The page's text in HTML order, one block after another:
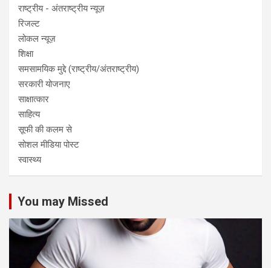
राष्ट्रीय - अंतराष्ट्रीय न्यूज़
रिजल्ट
लोकल न्यूज़
शिक्षा
समसामयिक मुद्दे (राष्ट्रीय/अंतराष्ट्रीय)
सरकारी योजनाए
साक्षात्कार
साहित्य
सूफी की कलम से
सोशल मीडिया पोस्ट
स्वास्थ्य
You may Missed